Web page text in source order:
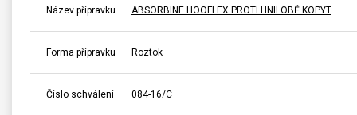
Název přípravku ABSORBINE HOOFLEX PROTI HNILOBĚ KOPYT
Forma přípravku Roztok
Číslo schválení 084-16/C